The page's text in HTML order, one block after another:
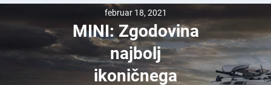
februar 18, 2021
MINI: Zgodovina
najbolj
ikoničnega